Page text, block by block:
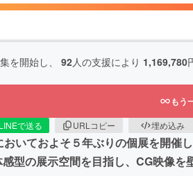
を開始し、 92人の支援により 1,169,780
もう
LINEで送る URLコピー 埋め込み
いておよそ５年ぶりの個展を開催
型の展示空間を目指し、CG映像